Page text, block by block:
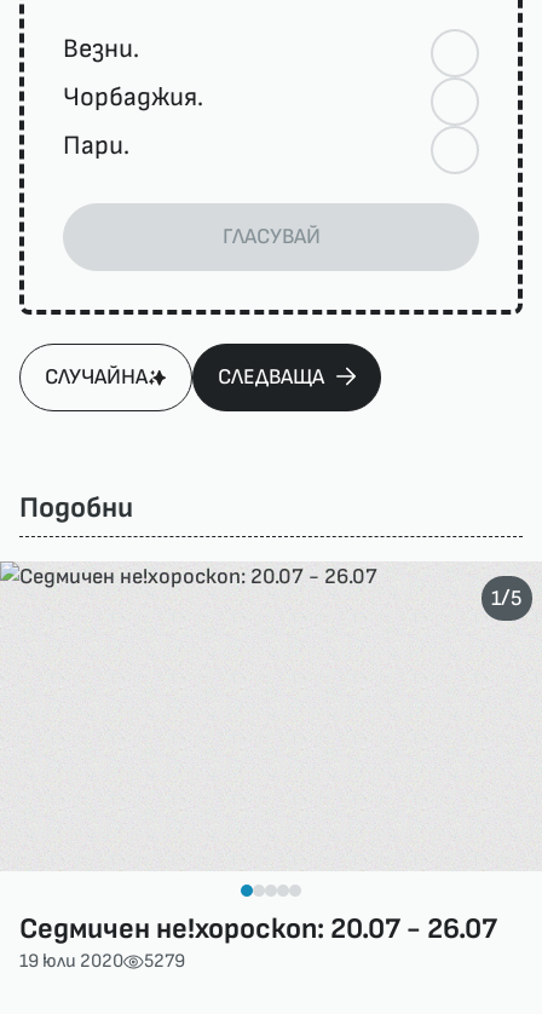
Везни.
Чорбаджия.
Пари.
ГЛАСУВАЙ
СЛУЧАЙНА СЛЕДВАЩА
Подобни
Седмичен не!хороскоп: 20.07 - 26.07
19 юли 2020 5279
1/5